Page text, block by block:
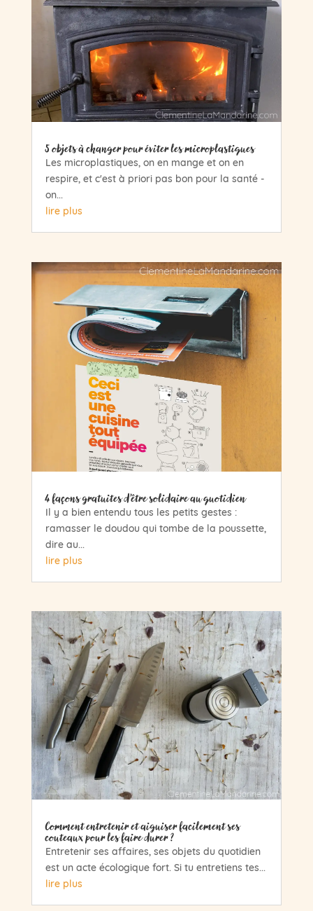
5 objets à changer pour éviter les microplastiques
Les microplastiques, on en mange et on en
respire, et c'est à priori pas bon pour la santé -
on...
lire plus
4 façons gratuites d’être solidaire au quotidien
Il y a bien entendu tous les petits gestes :
ramasser le doudou qui tombe de la poussette,
dire au...
lire plus
Comment entretenir et aiguiser facilement ses
couteaux pour les faire durer ?
Entretenir ses affaires, ses objets du quotidien
est un acte écologique fort. Si tu entretiens tes...
lire plus